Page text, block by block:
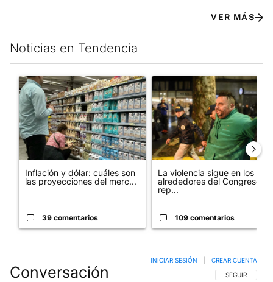
VER MÁS
Noticias en Tendencia
Este listado muestra los artículos con más comentarios en los
Un artículo de tendencia con el título "Inflación y dólar: cuáles
Inflación y dólar: cuáles son
las proyecciones del merc...
39 comentarios
Un artículo de tendencia con
La violencia sigue en los
alrededores del Congreso:
rep...
109 comentarios
Conversación SIGA ESTA
SEGUIR
INICIAR SESIÓN CREAR CUENTA